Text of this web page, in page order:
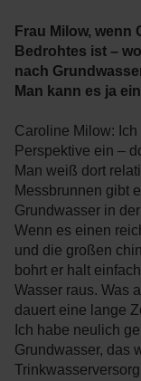
Frau Milow, wenn
Bedrohtes ist –
nach
Man kann es ja
Caroline Milow:
Perspektive ein –
Man weiß dort
Messbrunnen gibt
Grundwasser in
Wenn es einen
und die großen
bohrt er halt
Wasser raus. Was
dauert eine lange
Ich habe neulich
Grundwasser, das